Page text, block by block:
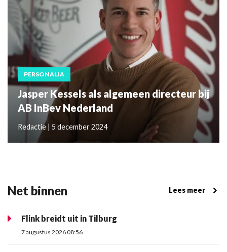
PERSONALIA
Jasper Kessels als algemeen directeur bij
AB InBev Nederland
Redactie | 5 december 2024
Net binnen Lees meer
Flink breidt uit in Tilburg
7 augustus 2026 08:56